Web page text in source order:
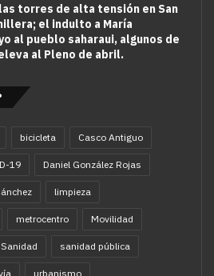
torres de alta tensión en San
el indulto a María
al pueblo saharaui, algunos de
al Pleno de abril.
bicicleta Casco Antiguo
19 Daniel González Rojas
limpieza
metrocentro Movilidad
Sanidad sanidad pública
urbanismo